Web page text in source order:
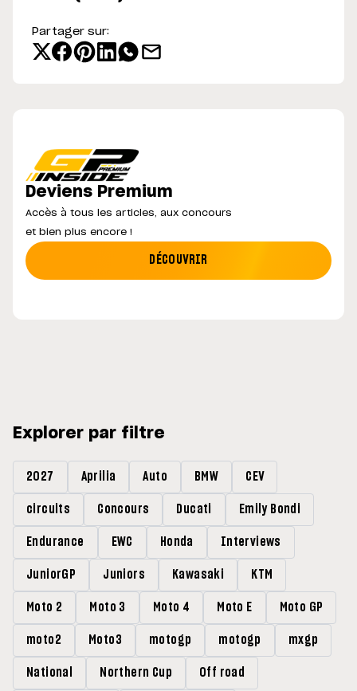
Partager sur:
Deviens Premium
Accès à tous les articles, aux concours
et bien plus encore !
DÉCOUVRIR
Explorer par filtre
2027 Aprilia Auto BMW CEV
circuits Concours Ducati Emily Bondi
Endurance EWC Honda Interviews
JuniorGP Juniors Kawasaki KTM
Moto 2 Moto 3 Moto 4 Moto E Moto GP
moto2 Moto3 motogp motogp mxgp
National Northern Cup Off road